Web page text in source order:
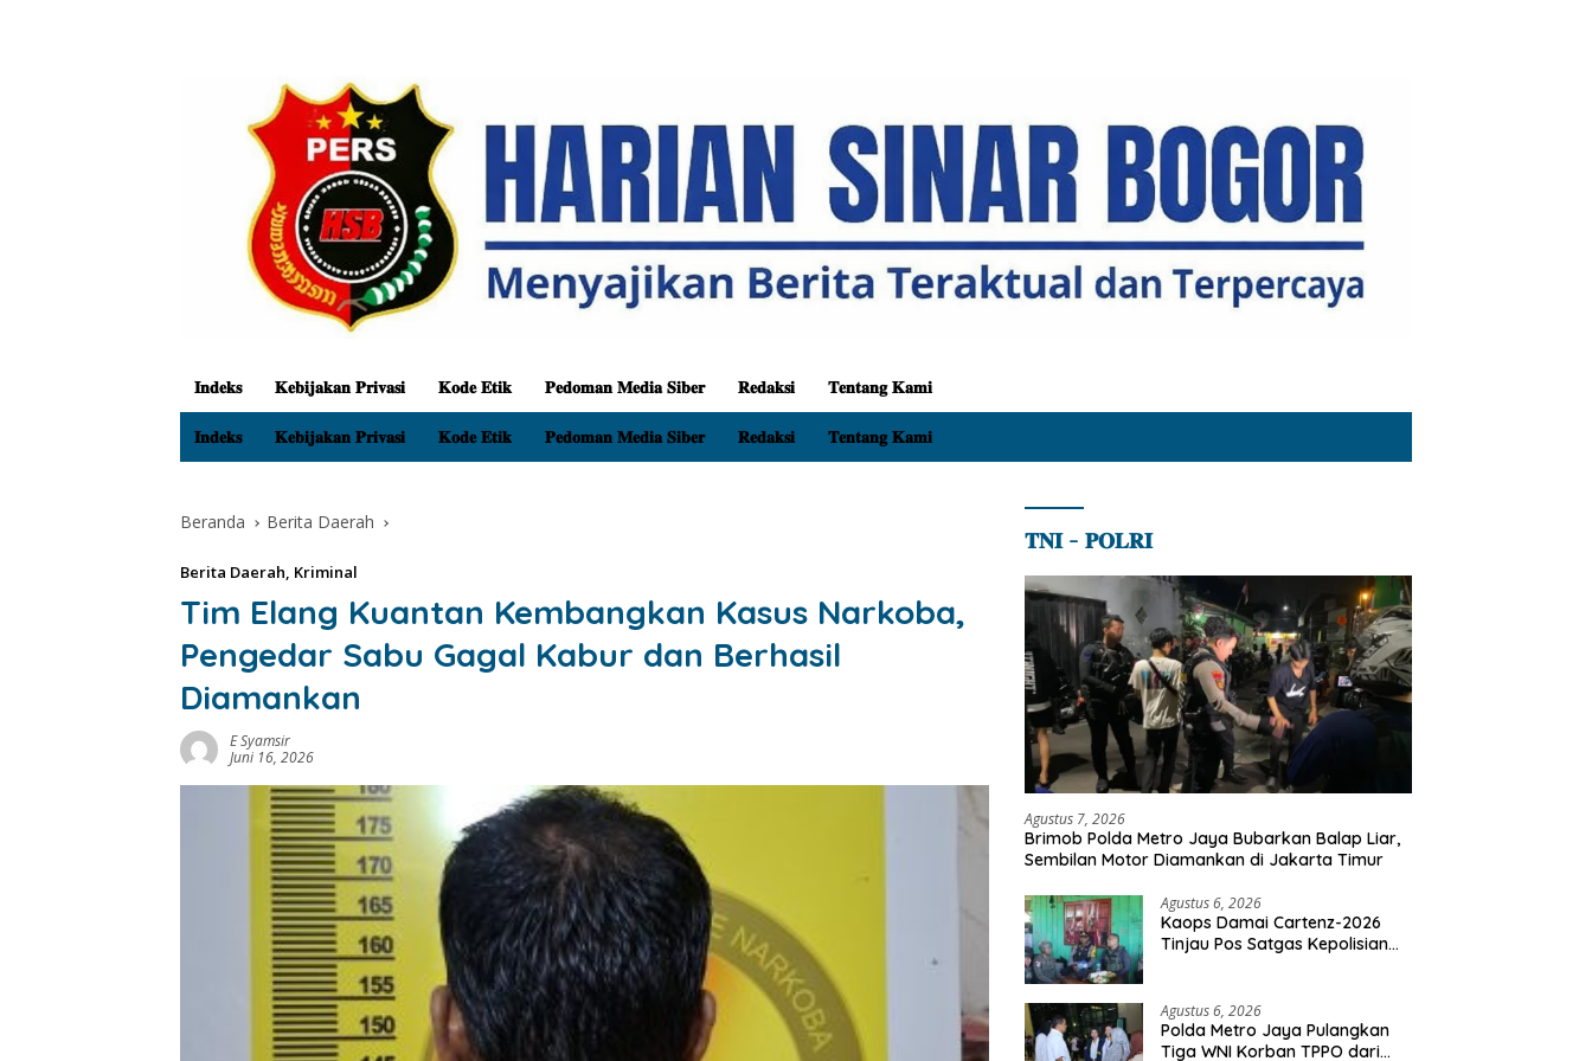
𝐈𝐧𝐝𝐞𝐤𝐬 𝐊𝐞𝐛𝐢𝐣𝐚𝐤𝐚𝐧 𝐏𝐫𝐢𝐯𝐚𝐬𝐢 𝐊𝐨𝐝𝐞 𝐄𝐭𝐢𝐤 𝐏𝐞𝐝𝐨𝐦𝐚𝐧 𝐌𝐞𝐝𝐢𝐚 𝐒𝐢𝐛𝐞𝐫 𝐑𝐞𝐝𝐚𝐤𝐬𝐢 𝐓𝐞𝐧𝐭𝐚𝐧𝐠 𝐊𝐚𝐦𝐢
𝐈𝐧𝐝𝐞𝐤𝐬 𝐊𝐞𝐛𝐢𝐣𝐚𝐤𝐚𝐧 𝐏𝐫𝐢𝐯𝐚𝐬𝐢 𝐊𝐨𝐝𝐞 𝐄𝐭𝐢𝐤 𝐏𝐞𝐝𝐨𝐦𝐚𝐧 𝐌𝐞𝐝𝐢𝐚 𝐒𝐢𝐛𝐞𝐫 𝐑𝐞𝐝𝐚𝐤𝐬𝐢 𝐓𝐞𝐧𝐭𝐚𝐧𝐠 𝐊𝐚𝐦𝐢
Beranda Berita Daerah
Berita Daerah, Kriminal
Tim Elang Kuantan Kembangkan Kasus Narkoba,
Pengedar Sabu Gagal Kabur dan Berhasil
Diamankan
E Syamsir
Juni 16, 2026
𝐓𝐍𝐈 – 𝐏𝐎𝐋𝐑𝐈
Agustus 7, 2026
Brimob Polda Metro Jaya Bubarkan Balap Liar,
Sembilan Motor Diamankan di Jakarta Timur
Agustus 6, 2026
Kaops Damai Cartenz-2026
Tinjau Pos Satgas Kepolisian
Bersama Masyarakat
Agustus 6, 2026
Polda Metro Jaya Pulangkan
Tiga WNI Korban TPPO dari